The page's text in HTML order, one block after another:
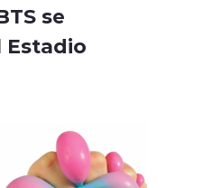
se
Estadio